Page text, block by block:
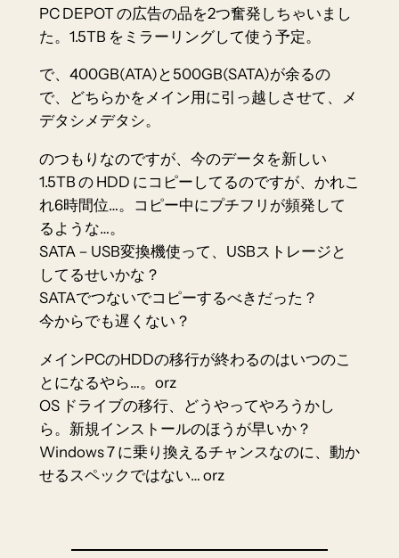
PC DEPOT の広告の品を2つ奮発しちゃいまし
た。1.5TB をミラーリングして使う予定。
で、400GB(ATA)と500GB(SATA)が余るの
で、どちらかをメイン用に引っ越しさせて、メ
デタシメデタシ。
のつもりなのですが、今のデータを新しい
1.5TB の HDD にコピーしてるのですが、かれこ
れ6時間位…。コピー中にプチフリが頻発して
るような…。
SATA－USB変換機使って、USBストレージと
してるせいかな？
SATAでつないでコピーするべきだった？
今からでも遅くない？
メインPCのHDDの移行が終わるのはいつのこ
とになるやら…。orz
OS ドライブの移行、どうやってやろうかし
ら。新規インストールのほうが早いか？
Windows 7 に乗り換えるチャンスなのに、動か
せるスペックではない… orz